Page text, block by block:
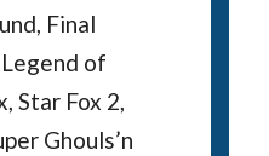
Final
of
Star Fox 2,
Ghouls’n